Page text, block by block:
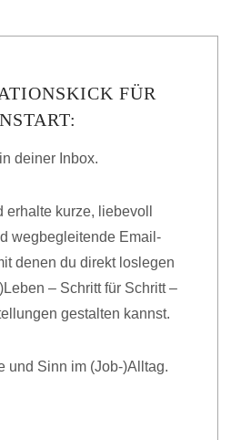
FÜR
deiner Inbox.
erhalte kurze, liebevoll
wegbegleitende Email-
denen du direkt loslegen
– Schritt für Schritt –
gestalten kannst.
und Sinn im (Job-)Alltag.